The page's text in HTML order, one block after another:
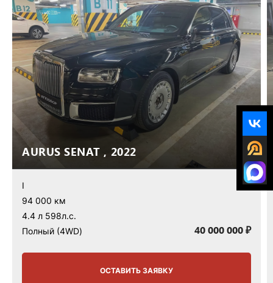
AURUS SENAT , 2022
I
94 000 км
4.4 л 598л.с.
Полный (4WD)
40 000 000 ₽
ОСТАВИТЬ ЗАЯВКУ